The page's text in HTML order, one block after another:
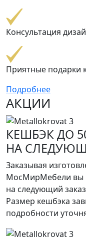
Консультация
Приятные подарки
Подробнее
АКЦИИ
КЕШБЭК ДО
НА
Заказывая
МосМирМебели вы
на следующий
Размер кешбэка
подробности